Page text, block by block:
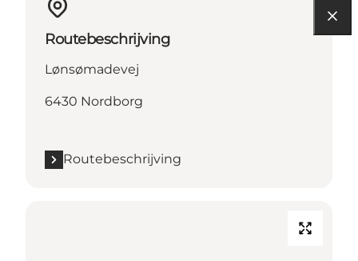
Routebeschrijving
Lønsømadevej
6430 Nordborg
Routebeschrijving